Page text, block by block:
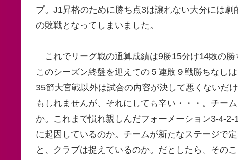
プ。J1昇格のために勝ち点3は譲れない大分には
の敗戦となってしまいました。
これでリーグ戦の通算成績は9勝15分け14敗の勝
このシーズン終盤を迎えての５連敗９戦勝ちなし
35節大宮戦以外は試合の内容が決して悪くないだ
もしれませんが、それにしても辛い・・・。チー
か。これまで慣れ親しんだフォーメーション3-4-
に起因しているのか。チームが新たなステージで
と、クラブは捉えているのか。だとしたら、その